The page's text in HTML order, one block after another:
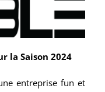
la Saison 2024
entreprise fun et